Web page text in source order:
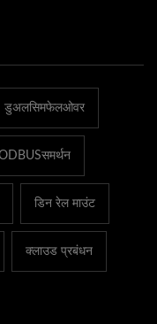
डुअलसिमफेलओवर
डिन रेल माउंट
क्लाउड प्रबंधन